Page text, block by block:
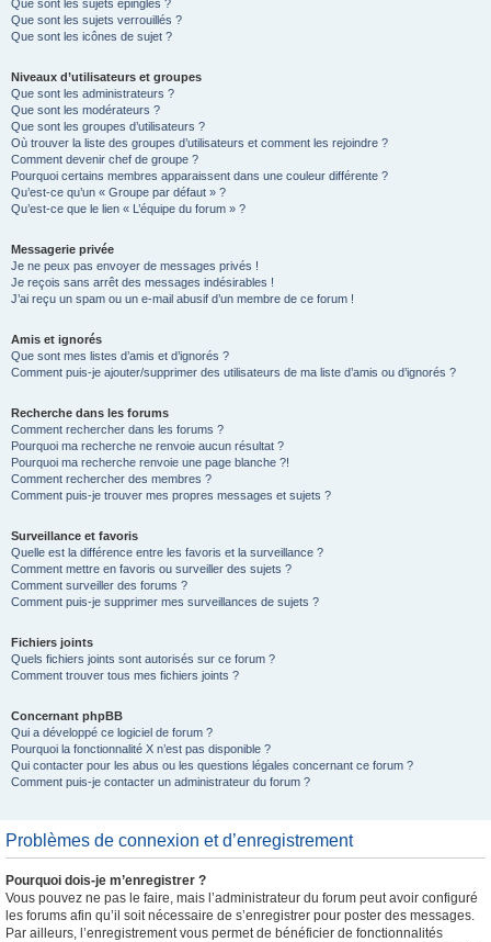
Que sont les sujets épinglés ?
Que sont les sujets verrouillés ?
Que sont les icônes de sujet ?
Niveaux d’utilisateurs et groupes
Que sont les administrateurs ?
Que sont les modérateurs ?
Que sont les groupes d’utilisateurs ?
Où trouver la liste des groupes d’utilisateurs et comment les rejoindre ?
Comment devenir chef de groupe ?
Pourquoi certains membres apparaissent dans une couleur différente ?
Qu’est-ce qu’un « Groupe par défaut » ?
Qu’est-ce que le lien « L’équipe du forum » ?
Messagerie privée
Je ne peux pas envoyer de messages privés !
Je reçois sans arrêt des messages indésirables !
J’ai reçu un spam ou un e-mail abusif d’un membre de ce forum !
Amis et ignorés
Que sont mes listes d’amis et d’ignorés ?
Comment puis-je ajouter/supprimer des utilisateurs de ma liste d’amis ou d’ignorés ?
Recherche dans les forums
Comment rechercher dans les forums ?
Pourquoi ma recherche ne renvoie aucun résultat ?
Pourquoi ma recherche renvoie une page blanche ?!
Comment rechercher des membres ?
Comment puis-je trouver mes propres messages et sujets ?
Surveillance et favoris
Quelle est la différence entre les favoris et la surveillance ?
Comment mettre en favoris ou surveiller des sujets ?
Comment surveiller des forums ?
Comment puis-je supprimer mes surveillances de sujets ?
Fichiers joints
Quels fichiers joints sont autorisés sur ce forum ?
Comment trouver tous mes fichiers joints ?
Concernant phpBB
Qui a développé ce logiciel de forum ?
Pourquoi la fonctionnalité X n’est pas disponible ?
Qui contacter pour les abus ou les questions légales concernant ce forum ?
Comment puis-je contacter un administrateur du forum ?
Problèmes de connexion et d’enregistrement
Pourquoi dois-je m’enregistrer ?
Vous pouvez ne pas le faire, mais l’administrateur du forum peut avoir configuré
les forums afin qu’il soit nécessaire de s’enregistrer pour poster des messages.
Par ailleurs, l’enregistrement vous permet de bénéficier de fonctionnalités